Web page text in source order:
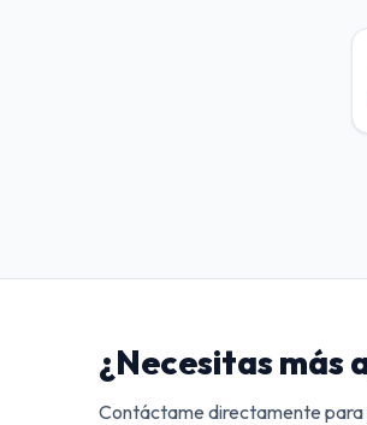
¿Necesitas más
Contáctame directamente para